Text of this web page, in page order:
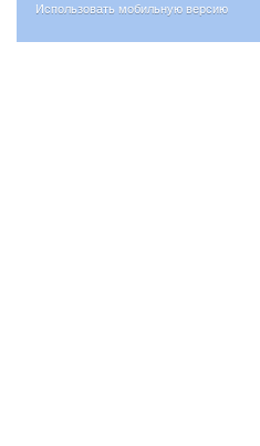
Использовать мобильную версию